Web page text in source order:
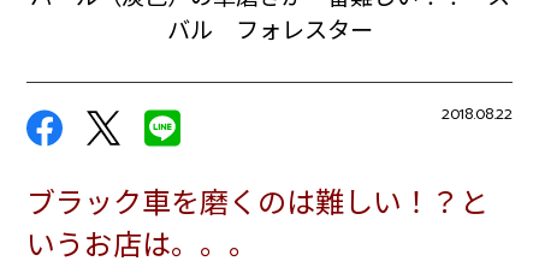
バル フォレスター
2018.08.22
ブラック車を磨くのは難しい！？と
いうお店は。。。